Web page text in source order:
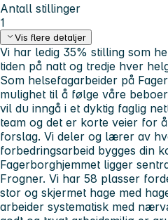
Antall stillinger
1
Vis flere detaljer
Vi har ledig 35% stilling som
tiden på natt og tredje hver
Som helsefagarbeider på
mulighet til å følge våre
vil du inngå i et dyktig faglig
team og det er korte veier for
forslag. Vi deler og lærer av
forbedringsarbeid bygges din
Fagerborghjemmet ligger
Frogner. Vi har 58 plasser
stor og skjermet hage med
arbeider systematisk med